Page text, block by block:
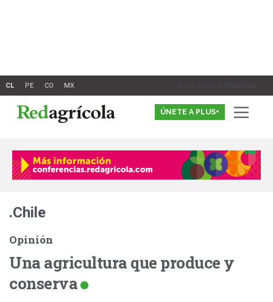
Inicia Sesión o Registrate
ÚNETE A PLUS+
.Chile
Opinión
Una agricultura que produce y
conserva